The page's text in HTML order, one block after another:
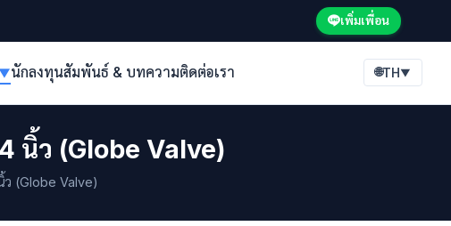
เพิ่มเพื่อน
▼นักลงทุนสัมพันธ์ & บทความติดต่อเรา 🌐TH▼
นิ้ว (Globe Valve)
(Globe Valve)